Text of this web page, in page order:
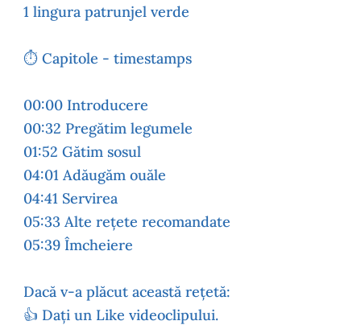
1 lingura patrunjel verde
⏱️ Capitole - timestamps
00:00 Introducere
00:32 Pregătim legumele
01:52 Gătim sosul
04:01 Adăugăm ouăle
04:41 Servirea
05:33 Alte rețete recomandate
05:39 Îmcheiere
Dacă v-a plăcut această rețetă:
👍 Dați un Like videoclipului.